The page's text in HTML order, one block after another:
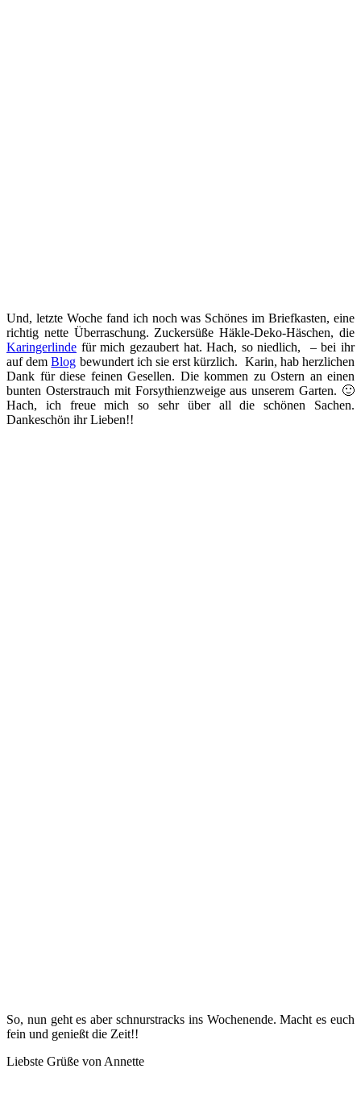
Und, letzte Woche fand ich noch was Schönes im Briefkasten, eine
richtig nette Überraschung. Zuckersüße Häkle-Deko-Häschen, die
Karingerlinde für mich gezaubert hat. Hach, so niedlich, – bei ihr
auf demBlog bewundert ich sie erst kürzlich. Karin, hab herzlichen
Dank für diese feinen Gesellen. Die kommen zu Ostern an einen
bunten Osterstrauch mit Forsythienzweige aus unserem Garten. 🙂
Hach, ich freue mich so sehr über all die schönen Sachen.
Dankeschön ihr Lieben!!
So, nun geht es aber schnurstracks ins Wochenende. Macht es euch
fein und genießt die Zeit!!
Liebste Grüße von Annette